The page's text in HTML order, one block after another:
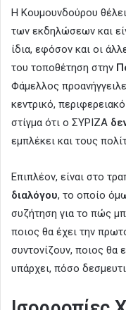
Η Κουμουνδούρου
των εκδηλώσεων και
ίδια, εφόσον και οι
του τοποθέτηση στην
Φάμελλος προανήγγειλε
κεντρικό,
στίγμα ότι ο ΣΥΡΙΖΑ
εμπλέκει και τους
Επιπλέον, είναι στο
διαλόγου, το οποίο
συζήτηση για το πώς
ποιος θα έχει την
συντονίζουν, ποιος θα
υπάρχει, πόσο